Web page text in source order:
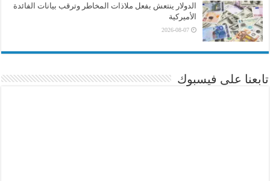
الدولار ينتعش بفعل ملاذات المخاطر وترقب بيانات الفائدة
الأميركية
2026-08-07
تابعنا على فيسبوك